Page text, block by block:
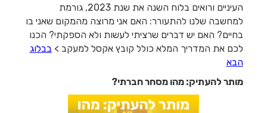
העיניים ורואים בלוח השנה את שנת 2023, גורמת
למחשבה שלנו להתעורר: האם אני מרוצה מהמקום שאני בו
בחיים? האם יש דברים שרציתי לעשות ולא הספקתי? הכנו
לכם את המדריך המלא כולל קובץ אקסל למעקב > בבלוג
הבא
מותר להעתיק: מהו מסחר חברתי?